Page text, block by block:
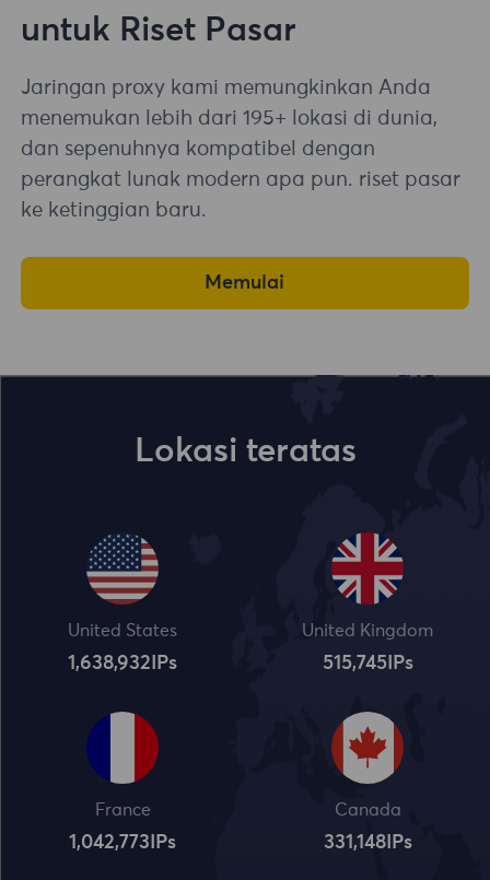
untuk Riset Pasar
Jaringan proxy kami memungkinkan Anda
menemukan lebih dari 195+ lokasi di dunia,
dan sepenuhnya kompatibel dengan
perangkat lunak modern apa pun. riset pasar
ke ketinggian baru.
Memulai
Lokasi teratas
United States
1,638,932 IPs
United Kingdom
515,745IPs
France
1,042,773 IPs
Canada
331,148IPs